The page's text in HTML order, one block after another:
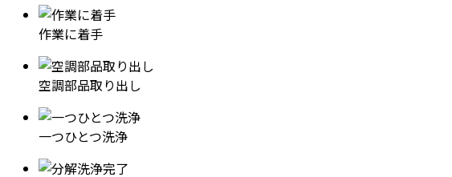
作業に着手
空調部品取り出し
一つひとつ洗浄